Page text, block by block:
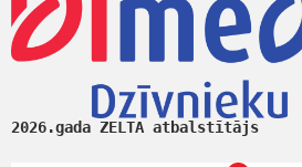
2026.gada ZELTA atbalstītājs